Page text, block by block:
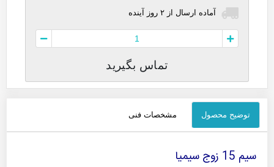
آماده ارسال از۲ روز آینده
تماس بگیرید
توضیح محصول مشخصات فنی
سیم 15 زوج سیمیا